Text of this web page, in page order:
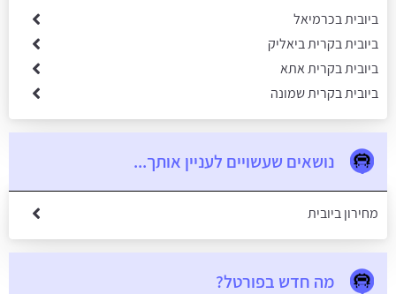
ביובית בכרמיאל
ביובית בקרית ביאליק
ביובית בקרית אתא
ביובית בקרית שמונה
נושאים שעשויים לעניין אותך...
מחירון ביובית
מה חדש בפורטל?